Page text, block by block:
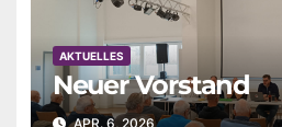
AKTUELLES
Neuer Vorstand
APR. 6, 2026